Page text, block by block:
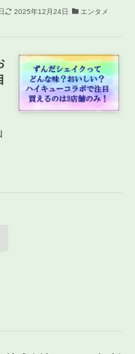
2025年12月24日 エンタメ